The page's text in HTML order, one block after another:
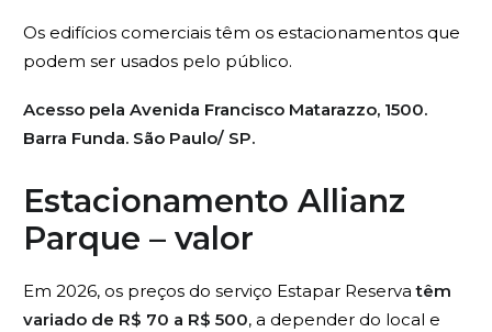
Os edifícios comerciais têm os estacionamentos que
podem ser usados pelo público.
Acesso pela Avenida Francisco Matarazzo, 1500.
Barra Funda. São Paulo/ SP.
Estacionamento Allianz
Parque – valor
Em 2026, os preços do serviço Estapar Reservatêm
variado de R$ 70 a R$ 500, a depender do local e